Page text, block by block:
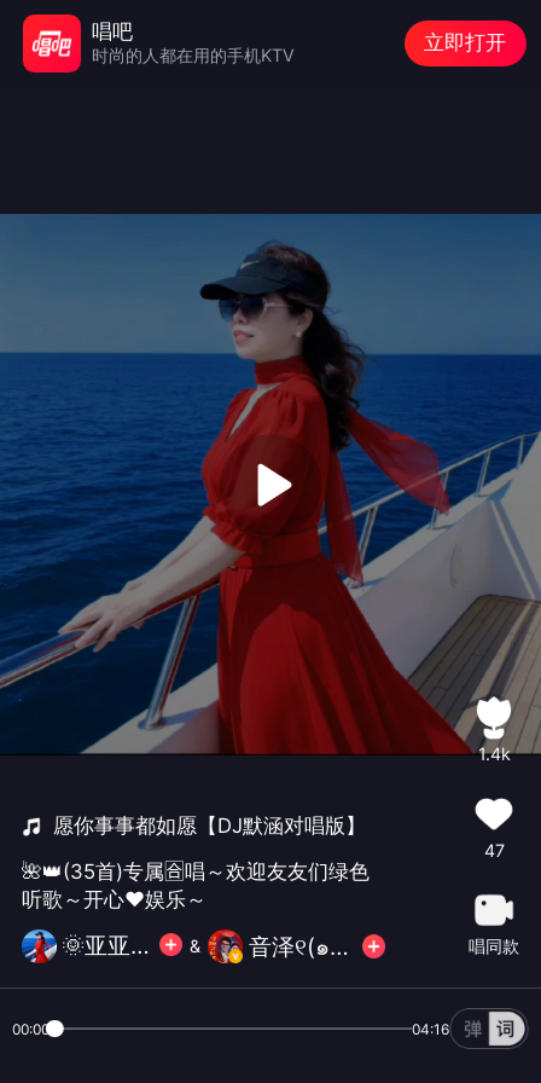
愿你事事都如愿【DJ默涵对唱版】
🌺👑(35首)专属🈴唱～欢迎友友们绿色
听歌～开心❤️娱乐～
🌞亚亚🌞 & 音泽୧(๑•̀⌄•́๑)૭✧必胜
1.4k
47
唱同款
00:00 04:16
唱吧
时尚的人都在用的手机KTV
立即打开